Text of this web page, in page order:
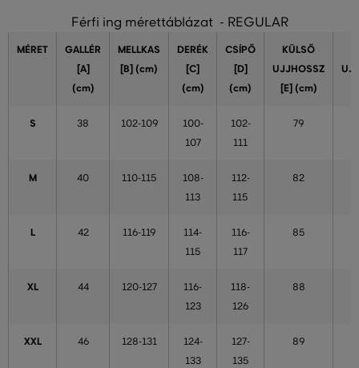
Férfi ing mérettáblázat - REGULAR
MÉRET
GALLÉR
[A]
(cm)
MELLKAS
[B] (cm)
DERÉK
[C]
(cm)
CSÍPŐ
[D]
(cm)
KÜLSŐ
UJJHOSSZ
[E] (cm)
S 38 102-109
100-
107
102-
111
79
M 40 110-115
108-
113
112-
115
82
L 42 116-119
114-
115
116-
117
85
XL 44 120-127
116-
123
118-
126
88
XXL 46 128-131
124-
133
127-
135
89